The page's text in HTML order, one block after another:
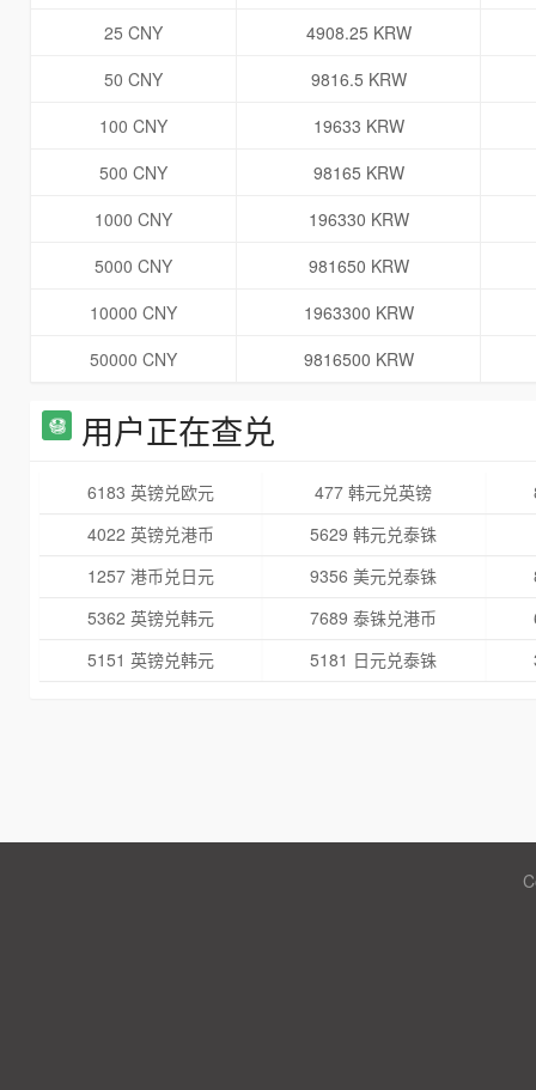
25 CNY
4908.25 KRW
50 CNY
9816.5 KRW
100 CNY
19633 KRW
500 CNY
98165 KRW
1000 CNY
196330 KRW
5000 CNY
981650 KRW
10000 CNY
1963300 KRW
50000 CNY
9816500 KRW
用户正在查兑
6183 英镑兑欧元 477 韩元兑英镑
4022 英镑兑港币
5629 韩元兑泰铢
1257 港币兑日元
9356 美元兑泰铢
5362 英镑兑韩元
7689 泰铢兑港币
5151 英镑兑韩元
5181 日元兑泰铢